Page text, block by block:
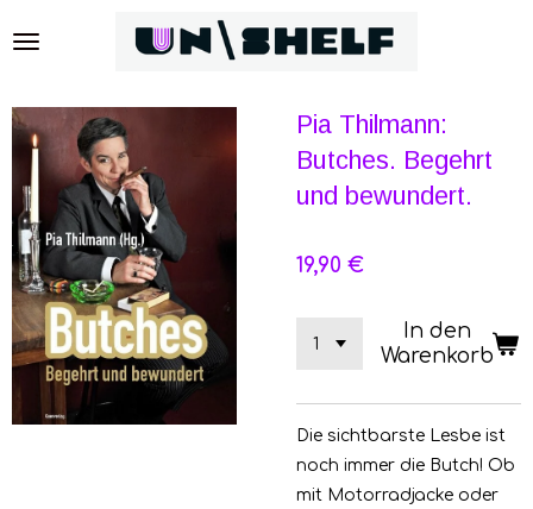
Hauptinhalt
Pia Thilmann:
Butches. Begehrt
und bewundert.
19,90 €
In den
Warenkorb
Die sichtbarste Lesbe ist
noch immer die Butch! Ob
mit Motorradjacke oder